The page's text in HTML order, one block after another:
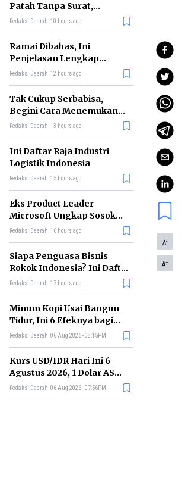
Patah Tanpa Surat,
Ternyata Tetap Bisa!
Redaksi Daerah 10 hours ago
Ramai Dibahas, Ini
Penjelasan Lengkap
tentang Konsep Kabinet
Redaksi Daerah 12 hours ago
Tak Cukup Serbabisa,
Begini Cara Menemukan
'Spike' agar CV Dilirik HR
Redaksi Daerah 13 hours ago
Ini Daftar Raja Industri
Logistik Indonesia
Redaksi Daerah 15 hours ago
Eks Product Leader
Microsoft Ungkap Sosok
yang Paling Cocok
Redaksi Daerah 16 hours ago
Siapa Penguasa Bisnis
Rokok Indonesia? Ini Daftar
Perusahaan Terbesarnya
Redaksi Daerah 17 hours ago
Minum Kopi Usai Bangun
Tidur, Ini 6 Efeknya bagi
Kesehatan Tubuh
Redaksi Daerah 06 Aug 2026 - 08:15PM
Kurs USD/IDR Hari Ini 6
Agustus 2026, 1 Dolar AS
Kini Berapa Rupiah?
Redaksi Daerah 06 Aug 2026 - 07:56PM
A-
A+